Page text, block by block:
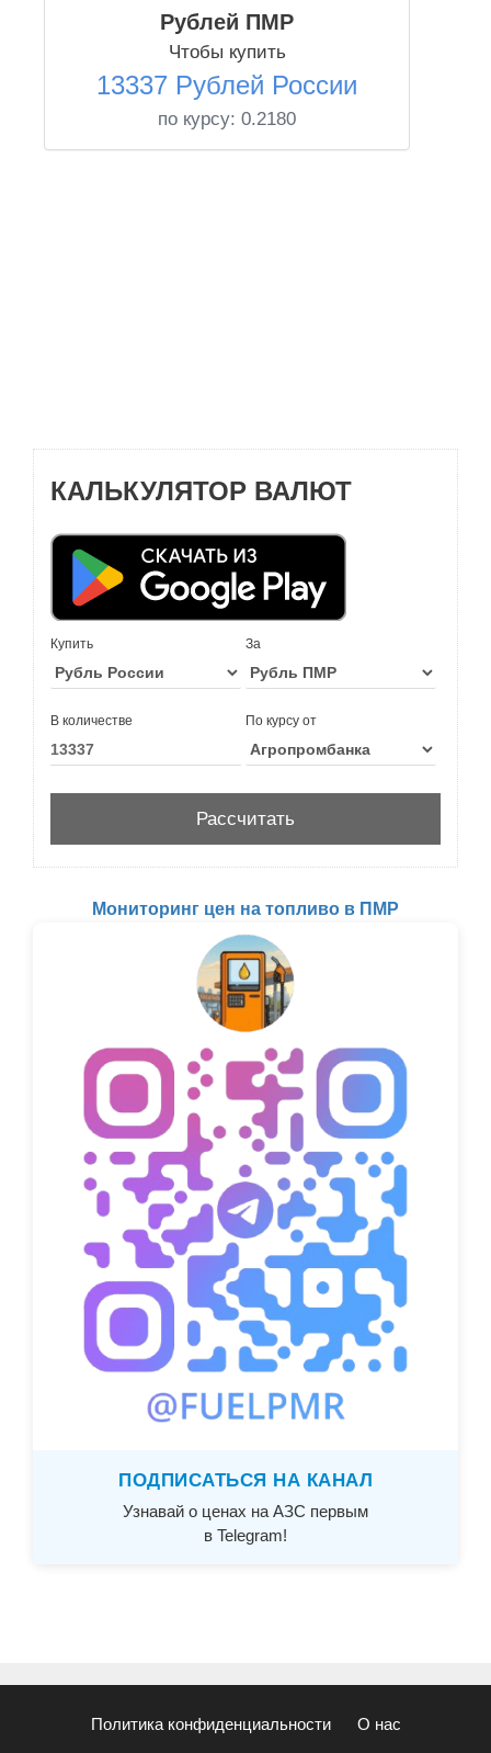
Рублей ПМР
Чтобы купить
13337 Рублей России
по курсу: 0.2180
КАЛЬКУЛЯТОР ВАЛЮТ
Купить За
В количестве По курсу от
Мониторинг цен на топливо в ПМР
ПОДПИСАТЬСЯ НА КАНАЛ
Узнавай о ценах на АЗС первым
в Telegram!
Политика конфиденциальности О нас